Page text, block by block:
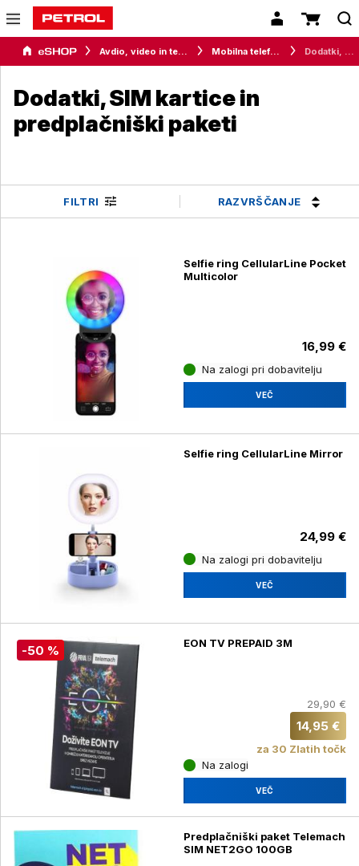
Avdio, video in telefonija Mobilna telefonija
Dodatki, SIM kartice in
predplačniški paketi
FILTRI RAZVRŠČANJE
Selfie ring CellularLine Pocket
Multicolor
16,99 €
Na zalogi pri dobavitelju
VEČ
Selfie ring CellularLine Mirror
24,99 €
Na zalogi pri dobavitelju
VEČ
-50 % EON TV PREPAID 3M
29,90 €
14,95 €
za 30 Zlatih točk
Na zalogi
VEČ
Predplačniški paket Telemach
SIM NET2GO 100GB